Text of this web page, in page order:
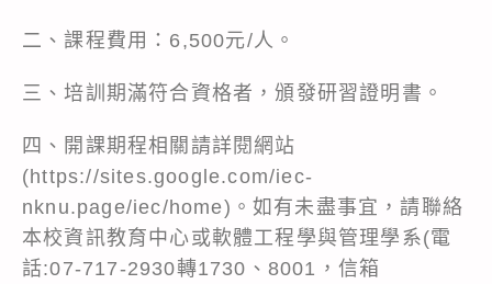
二、課程費用：6,500元/人。
三、培訓期滿符合資格者，頒發研習證明書。
四、開課期程相關請詳閱網站
(https://sites.google.com/iec-
nknu.page/iec/home)。如有未盡事宜，請聯絡
本校資訊教育中心或軟體工程學與管理學系(電
話:07-717-2930轉1730、8001，信箱